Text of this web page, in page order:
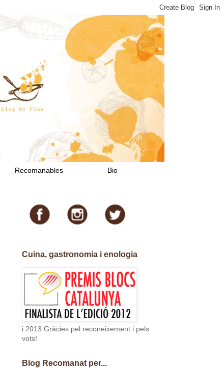
Recomanables Bio
Cuina, gastronomia i enologia
i 2013 Gràcies pel reconeixement i pels
vots!
Blog Recomanat per...